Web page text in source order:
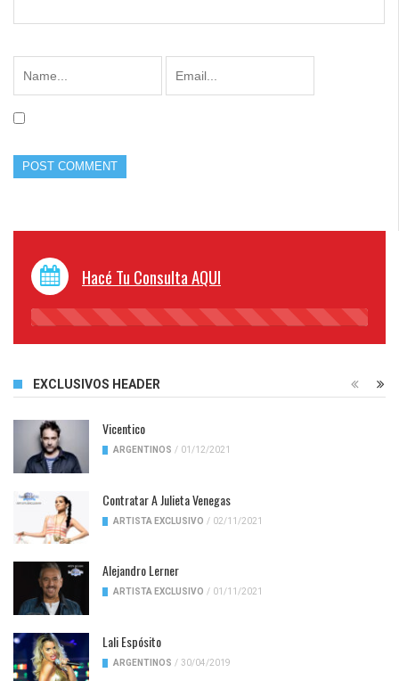
Hacé Tu Consulta AQUI
45%
EXCLUSIVOS HEADER
Vicentico
ARGENTINOS / 01/12/2021
Contratar A Julieta Venegas
ARTISTA EXCLUSIVO / 02/11/2021
Alejandro Lerner
ARTISTA EXCLUSIVO / 01/11/2021
Lali Espósito
ARGENTINOS / 30/04/2019